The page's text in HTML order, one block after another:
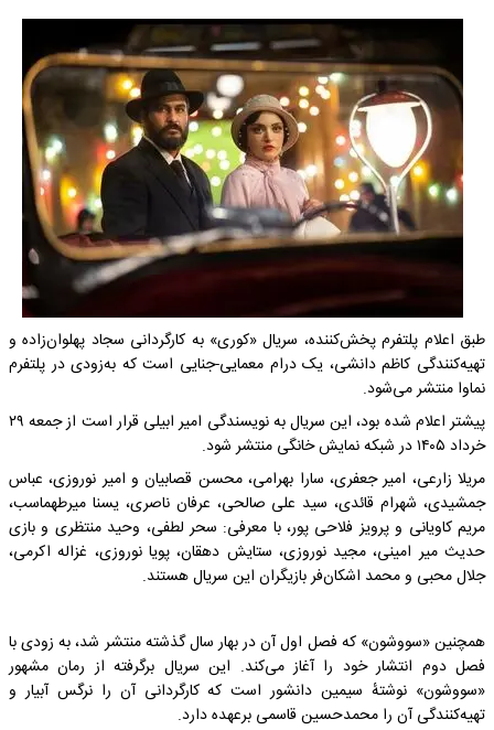
طبق اعلام پلتفرم پخش‌کننده، سریال «کوری» به کارگردانی سجاد پهلوان‌زاده و
تهیه‌کنندگی کاظم دانشی، یک درام معمایی-جنایی است که به‌زودی در پلتفرم
نماوا منتشر می‌شود.
پیشتر اعلام شده بود، این سریال به نویسندگی امیر ابیلی قرار است از جمعه ۲۹
خرداد ۱۴۰۵ در شبکه نمایش خانگی منتشر شود.
مریلا زارعی، امیر جعفری، سارا بهرامی، محسن قصابیان و امیر نوروزی، عباس
جمشیدی، شهرام قائدی، سید علی صالحی، عرفان ناصری، یسنا میرطهماسب،
مریم کاویانی و پرویز فلاحی پور، با معرفی: سحر لطفی، وحید منتظری و بازی
حدیث میر امینی، مجید نوروزی، ستایش دهقان، پویا نوروزی، غزاله اکرمی،
جلال محبی و محمد اشکان‌فر بازیگران این سریال هستند.
همچنین «سووشون» که فصل اول آن در بهار سال گذشته منتشر شد، به زودی با
فصل دوم انتشار خود را آغاز می‌کند. این سریال برگرفته از رمان مشهور
«سووشون» نوشتهٔ سیمین دانشور است که کارگردانی آن را نرگس آبیار و
تهیه‌کنندگی آن را محمدحسین قاسمی برعهده دارد.